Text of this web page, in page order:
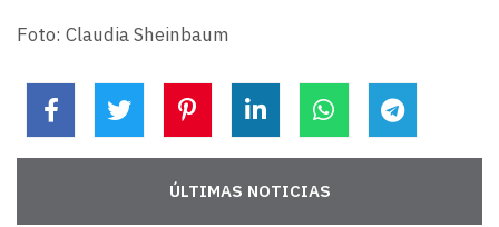
Foto: Claudia Sheinbaum
ÚLTIMAS NOTICIAS